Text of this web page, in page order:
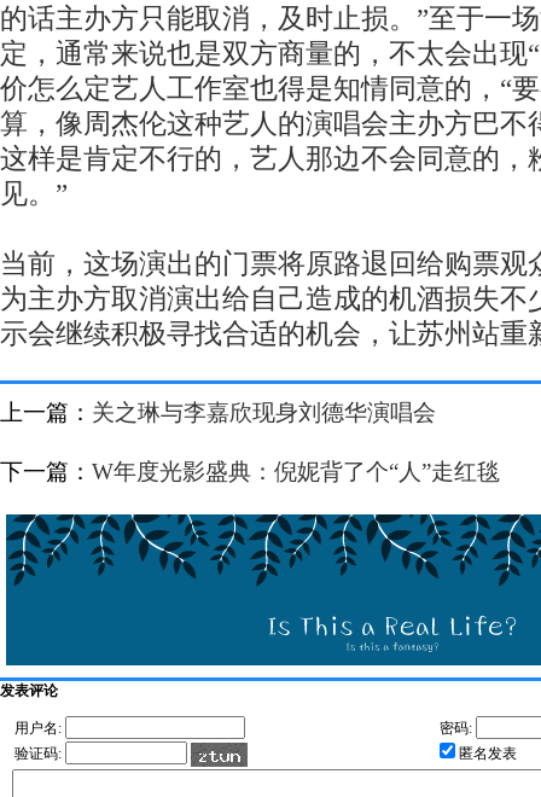
的话主办方只能取消，及时止损。”至于一
定，通常来说也是双方商量的，不太会出现
价怎么定艺人工作室也得是知情同意的，“
算，像周杰伦这种艺人的演唱会主办方巴不
这样是肯定不行的，艺人那边不会同意的，
见。”
当前，这场演出的门票将原路退回给购票观
为主办方取消演出给自己造成的机酒损失不
示会继续积极寻找合适的机会，让苏州站重
上一篇： 关之琳与李嘉欣现身刘德华演唱会
下一篇： W年度光影盛典：倪妮背了个“人”走红毯
发表评论
用户名:
密码:
验证码:
匿名发表